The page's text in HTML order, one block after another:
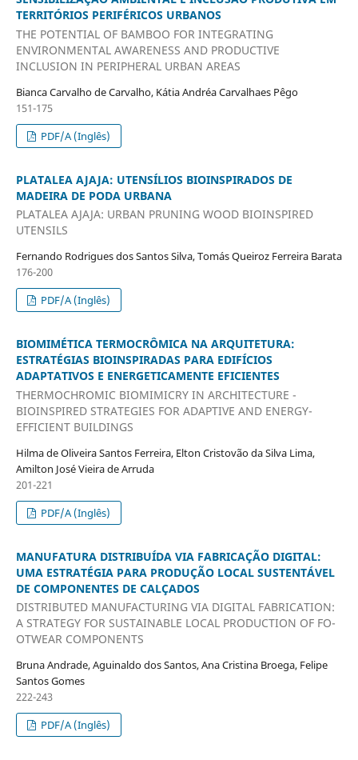
TERRITÓRIOS PERIFÉRICOS URBANOS
THE POTENTIAL OF BAMBOO FOR INTEGRATING
ENVIRONMENTAL AWARENESS AND PRODUCTIVE
INCLUSION IN PERIPHERAL URBAN AREAS
Bianca Carvalho de Carvalho, Kátia Andréa Carvalhaes Pêgo
151-175
PDF/A (Inglês)
PLATALEA AJAJA: UTENSÍLIOS BIOINSPIRADOS DE
MADEIRA DE PODA URBANA
PLATALEA AJAJA: URBAN PRUNING WOOD BIOINSPIRED
UTENSILS
Fernando Rodrigues dos Santos Silva, Tomás Queiroz Ferreira Barata
176-200
PDF/A (Inglês)
BIOMIMÉTICA TERMOCRÔMICA NA ARQUITETURA:
ESTRATÉGIAS BIOINSPIRADAS PARA EDIFÍCIOS
ADAPTATIVOS E ENERGETICAMENTE EFICIENTES
THERMOCHROMIC BIOMIMICRY IN ARCHITECTURE -
BIOINSPIRED STRATEGIES FOR ADAPTIVE AND ENERGY-
EFFICIENT BUILDINGS
Hilma de Oliveira Santos Ferreira, Elton Cristovão da Silva Lima,
Amilton José Vieira de Arruda
201-221
PDF/A (Inglês)
MANUFATURA DISTRIBUÍDA VIA FABRICAÇÃO DIGITAL:
UMA ESTRATÉGIA PARA PRODUÇÃO LOCAL SUSTENTÁVEL
DE COMPONENTES DE CALÇADOS
DISTRIBUTED MANUFACTURING VIA DIGITAL FABRICATION:
A STRATEGY FOR SUSTAINABLE LOCAL PRODUCTION OF FO-
OTWEAR COMPONENTS
Bruna Andrade, Aguinaldo dos Santos, Ana Cristina Broega, Felipe
Santos Gomes
222-243
PDF/A (Inglês)